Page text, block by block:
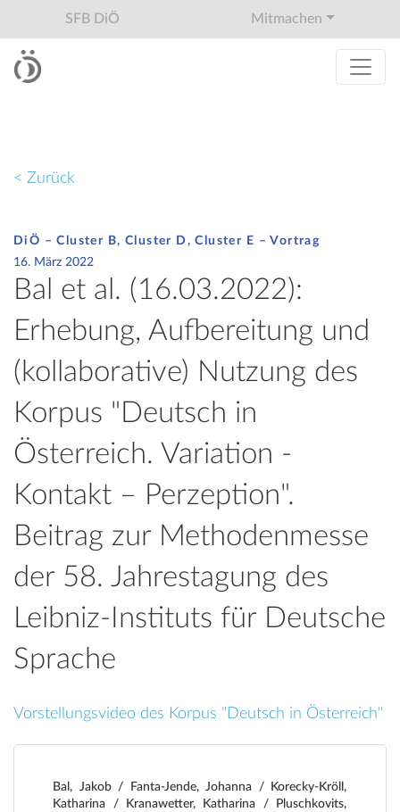
SFB DiÖ Mitmachen
< Zurück
DiÖ – Cluster B, Cluster D, Cluster E – Vortrag
16. März 2022
Bal et al. (16.03.2022):
Erhebung, Aufbereitung und
(kollaborative) Nutzung des
Korpus "Deutsch in
Österreich. Variation -
Kontakt – Perzeption".
Beitrag zur Methodenmesse
der 58. Jahrestagung des
Leibniz-Instituts für Deutsche
Sprache
Vorstellungsvideo des Korpus "Deutsch in Österreich"
Bal, Jakob / Fanta-Jende, Johanna / Korecky-Kröll,
Katharina / Kranawetter, Katharina / Pluschkovits,